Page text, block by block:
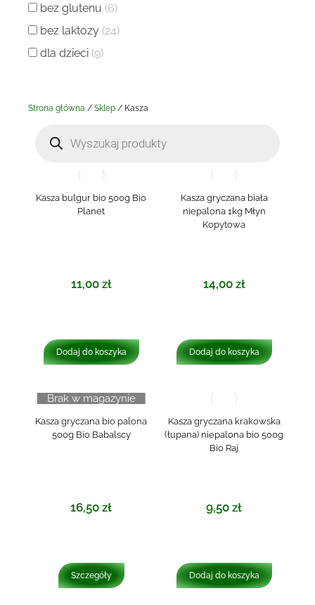
bez glutenu (6)
bez laktozy (24)
dla dzieci (9)
Strona główna / Sklep / Kasza
Kasza bulgur bio 500g Bio
Planet
11,00 zł
Dodaj do koszyka
Kasza gryczana biała
niepalona 1kg Młyn
Kopytowa
14,00 zł
Dodaj do koszyka
Brak w magazynie
Kasza gryczana bio palona
500g Bio Babalscy
16,50 zł
Szczegóły
Kasza gryczana krakowska
(łupana) niepalona bio 500g
Bio Raj
9,50 zł
Dodaj do koszyka